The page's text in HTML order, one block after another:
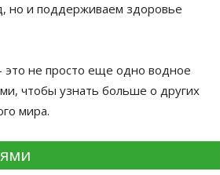
но и поддерживаем здоровье
не просто еще одно водное
чтобы узнать больше о других
мира.